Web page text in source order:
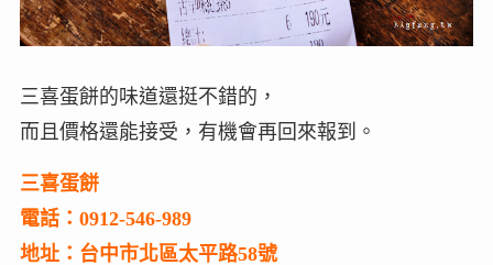
三喜蛋餅的味道還挺不錯的，
而且價格還能接受，有機會再回來報到。
三喜蛋餅
電話：0912-546-989
地址：台中市北區太平路58號